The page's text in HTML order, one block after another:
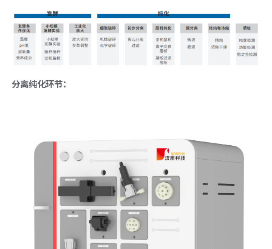
分离纯化环节：